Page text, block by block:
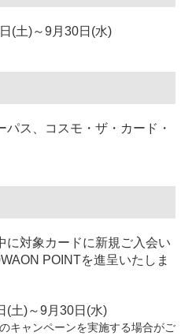
(土)～9月30日(水)
パス、コスモ・ザ・カード・
に対象カードに新規ご入会い
POINTを進呈いたしま
(土)～9月30日(水)
キャンペーンを実施する場合がご